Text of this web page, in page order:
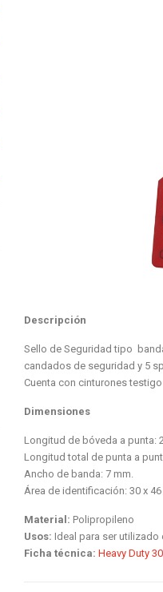
Descripción
Sello de Seguridad tipo
candados de seguridad y 5
Cuenta con cinturones
Dimensiones
Longitud de bóveda a punta:
Longitud total de punta a
Ancho de banda: 7 mm.
Área de identificación: 30 x
Material: Polipropileno
Usos: Ideal para ser
Ficha técnica:Heavy Duty 30